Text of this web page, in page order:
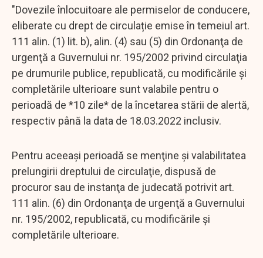
"Dovezile înlocuitoare ale permiselor de conducere,
eliberate cu drept de circulație emise în temeiul art.
111 alin. (1) lit. b), alin. (4) sau (5) din Ordonanţa de
urgenţă a Guvernului nr. 195/2002 privind circulaţia
pe drumurile publice, republicată, cu modificările şi
completările ulterioare sunt valabile pentru o
perioadă de *10 zile* de la încetarea stării de alertă,
respectiv până la data de 18.03.2022 inclusiv.
Pentru aceeaşi perioadă se menţine şi valabilitatea
prelungirii dreptului de circulaţie, dispusă de
procuror sau de instanţa de judecată potrivit art.
111 alin. (6) din Ordonanţa de urgenţă a Guvernului
nr. 195/2002, republicată, cu modificările şi
completările ulterioare.